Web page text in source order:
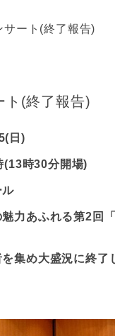
サート(終了報告)
ト(終了報告)
日)
時30分開場)
ル
力あふれる第2回
を集め大盛況に終